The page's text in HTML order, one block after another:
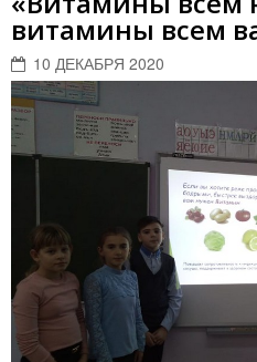
витамины всем
10 ДЕКАБРЯ 2020